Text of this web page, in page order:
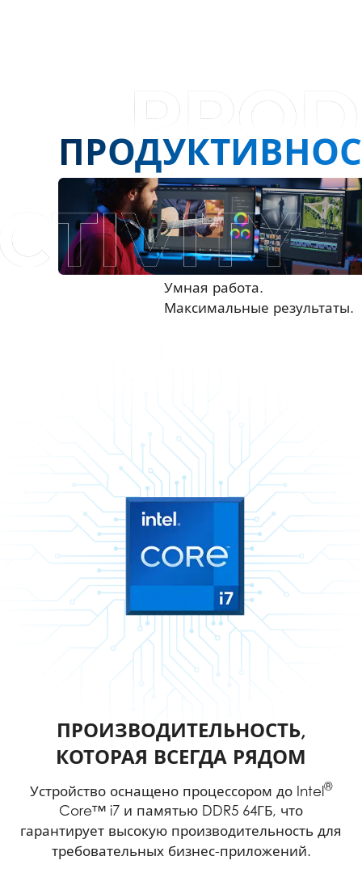
Умная работа.
Максимальные результаты.
ПРОИЗВОДИТЕЛЬНОСТЬ,
КОТОРАЯ ВСЕГДА РЯДОМ
Устройство оснащено процессором до Intel®
Core™ i7 и памятью DDR5 64ГБ, что
гарантирует высокую производительность для
требовательных бизнес-приложений.